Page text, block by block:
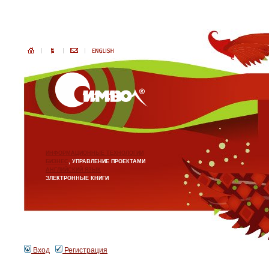
ИНФОРМАЦИОННЫЕ ТЕХНОЛОГИИ
БИЗНЕС, УПРАВЛЕНИЕ ПРОЕКТАМИ
АНГЛИЙСКИЙ ЯЗЫК
ЭЛЕКТРОННЫЕ КНИГИ
Вход
Регистрация